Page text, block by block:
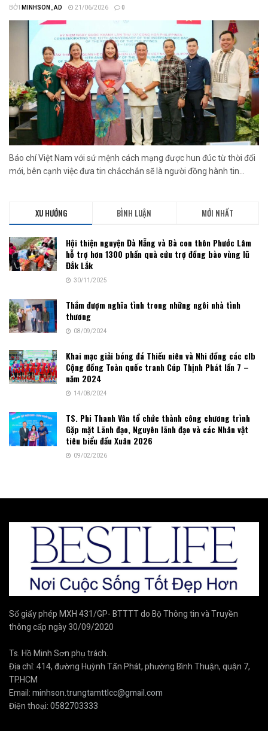
BỞI MINHSON_AD 21/06/2026 0
Báo chí Việt Nam với sứ mệnh cách mạng được hun đúc từ thời đổi
mới, bên cạnh việc đưa tin chắcchắn sẽ là người đồng hành tin...
XU HƯỚNG BÌNH LUẬN MỚI NHẤT
Hội thiện nguyện Đà Nẵng và Bà con thôn Phước Lâm
hỗ trợ hơn 1300 phần quà cứu trợ đồng bào vùng lũ
Đắk Lắk
30/11/2025
Thắm đượm nghĩa tình trong những ngôi nhà tình
thương
08/09/2024
Khai mạc giải bóng đá Thiếu niên và Nhi đồng các clb
Cộng đồng Toàn quốc tranh Cúp Thịnh Phát lần 7 –
năm 2024
14/08/2024
TS. Phi Thanh Vân tổ chức thành công chương trình
Gặp mặt Lãnh đạo, Nguyên lãnh đạo và các Nhân vật
tiêu biểu đầu Xuân 2026
09/02/2026
Số giấy phép MXH 431/GP- BTTTT do Bộ Thông tin và Truyền
thông cấp ngày 30/09/2020
Ts. Hồ Minh Sơn phụ trách.
Địa chỉ: 414, đường Huỳnh Tấn Phát, phường Bình Thuận, quận 7,
TP.HCM
Email:minhson.trungtamttlcc@gmail.com
Điện thoại:0582703333